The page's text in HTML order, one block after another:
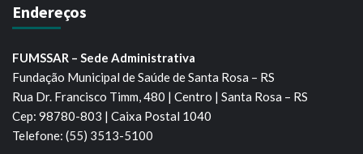
Endereços
FUMSSAR – Sede Administrativa
Fundação Municipal de Saúde de Santa Rosa – RS
Rua Dr. Francisco Timm, 480 | Centro | Santa Rosa – RS
Cep: 98780-803 | Caixa Postal 1040
Telefone: (55) 3513-5100